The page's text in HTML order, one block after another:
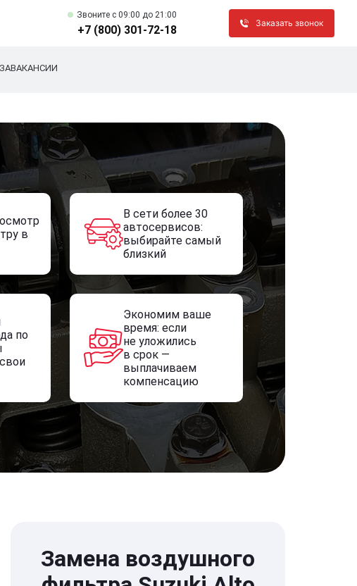
Звоните c 09:00 до 21:00
+7 (800) 301-72-18
Заказать звонок
ВАКАНСИИ
в
В сети более 30
автосервисов:
выбирайте самый
близкий
по
Экономим ваше
время: если
не уложились
в срок —
выплачиваем
компенсацию
Замена воздушного